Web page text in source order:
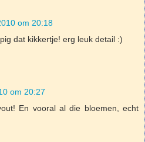
om 20:18
dat kikkertje! erg leuk detail :)
om 20:27
En vooral al die bloemen, echt